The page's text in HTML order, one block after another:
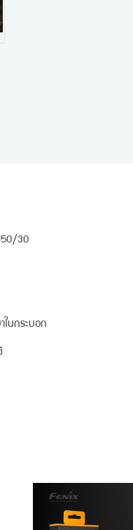
30
ในกระบอก